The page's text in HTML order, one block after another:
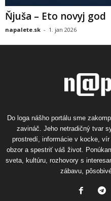
Ňjuša – Eto novyj god
napalete.sk - 1. jan 2026
Do loga nášho portálu sme
zavináč. Jeho netradičný tvar
prostredí, informácie v kocke,
obzor a spestriť váš život.
sveta, kultúru, rozhovory s
zábavu,